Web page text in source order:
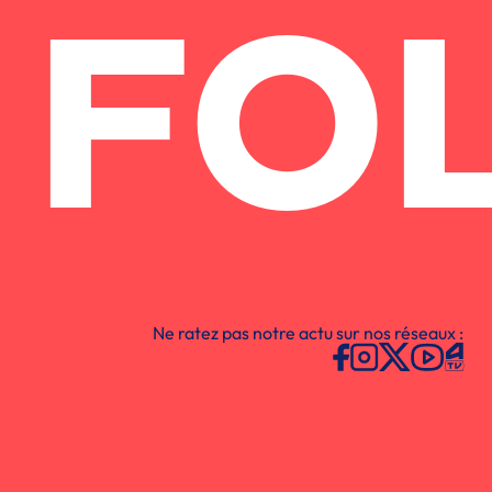
Ne ratez pas notre actu sur nos réseaux :